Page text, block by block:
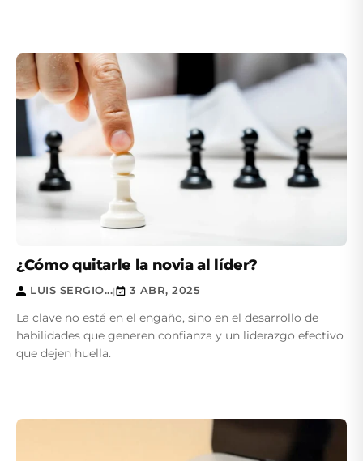
¿Cómo quitarle la novia al líder?
LUIS SERGIO...| 3 ABR, 2025
La clave no está en el engaño, sino en el desarrollo de
habilidades que generen confianza y un liderazgo efectivo
que dejen huella.